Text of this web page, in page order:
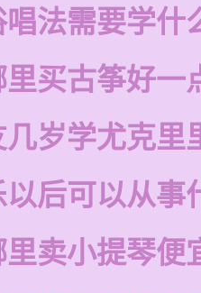
唱法需要学什
买古筝好一
岁学尤克里
以后可以从事
卖小提琴便